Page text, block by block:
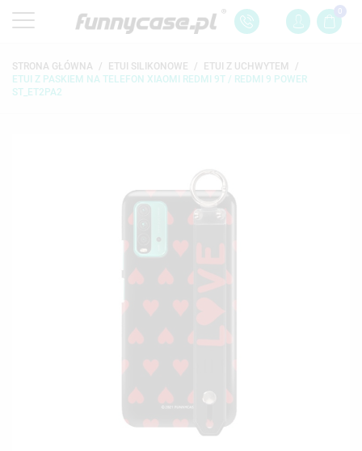
0
STRONA GŁÓWNA ETUI SILIKONOWE
ETUI Z UCHWYTEM
ETUI Z PASKIEM NA TELEFON XIAOMI REDMI 9T / REDMI 9 POWER
ST_ET2PA2